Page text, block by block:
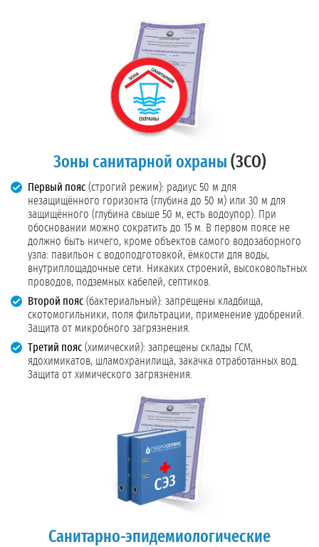
Зоны санитарной охраны (ЗСО)
Первый пояс (строгий режим): радиус 50 м для
незащищённого горизонта (глубина до 50 м) или 30 м для
защищённого (глубина свыше 50 м, есть водоупор). При
обосновании можно сократить до 15 м. В первом поясе не
должно быть ничего, кроме объектов самого водозаборного
узла: павильон с водоподготовкой, ёмкости для воды,
внутриплощадочные сети. Никаких строений, высоковольтных
проводов, подземных кабелей, септиков.
Второй пояс (бактериальный): запрещены кладбища,
скотомогильники, поля фильтрации, применение удобрений.
Защита от микробного загрязнения.
Третий пояс (химический): запрещены склады ГСМ,
ядохимикатов, шламохранилища, закачка отработанных вод.
Защита от химического загрязнения.
Санитарно-эпидемиологические